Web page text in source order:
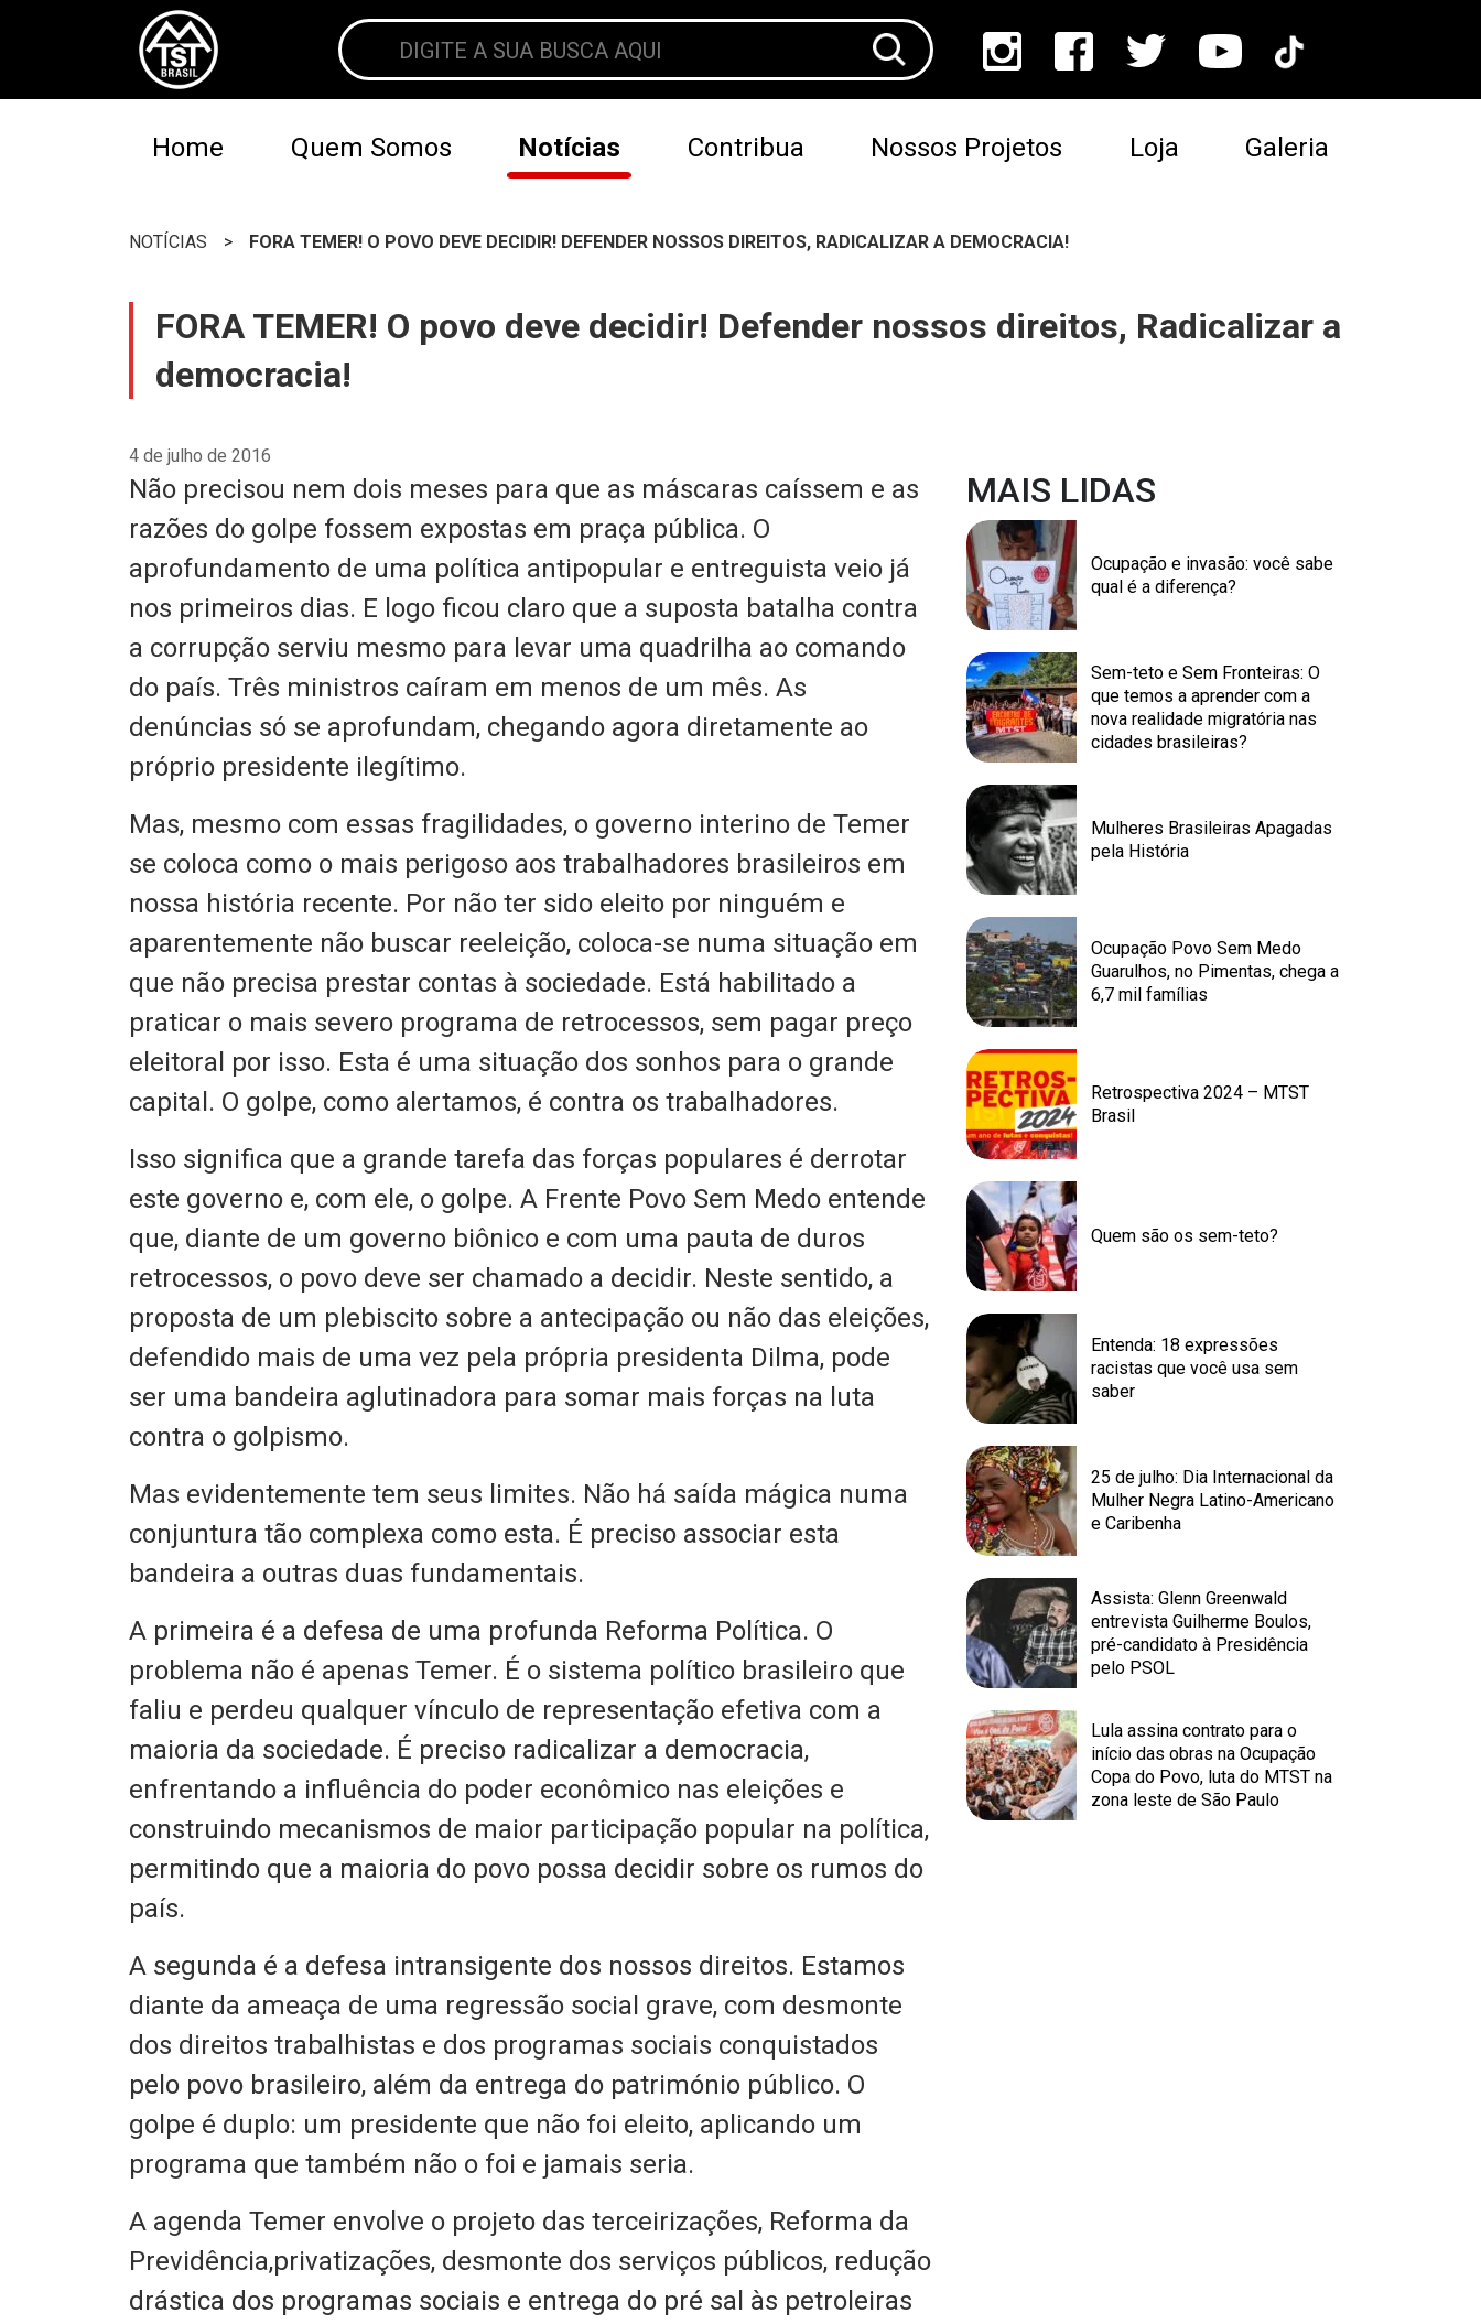
Home Quem Somos Notícias Contribua Nossos Projetos Loja Galeria
NOTÍCIAS > FORA TEMER! O POVO DEVE DECIDIR! DEFENDER NOSSOS DIREITOS, RADICALIZAR A DEMOCRACIA!
FORA TEMER! O povo deve decidir! Defender nossos direitos, Radicalizar a
democracia!
4 de julho de 2016
Não precisou nem dois meses para que as máscaras caíssem e as
razões do golpe fossem expostas em praça pública. O
aprofundamento de uma política antipopular e entreguista veio já
nos primeiros dias. E logo ficou claro que a suposta batalha contra
a corrupção serviu mesmo para levar uma quadrilha ao comando
do país. Três ministros caíram em menos de um mês. As
denúncias só se aprofundam, chegando agora diretamente ao
próprio presidente ilegítimo.
Mas, mesmo com essas fragilidades, o governo interino de Temer
se coloca como o mais perigoso aos trabalhadores brasileiros em
nossa história recente. Por não ter sido eleito por ninguém e
aparentemente não buscar reeleição, coloca-se numa situação em
que não precisa prestar contas à sociedade. Está habilitado a
praticar o mais severo programa de retrocessos, sem pagar preço
eleitoral por isso. Esta é uma situação dos sonhos para o grande
capital. O golpe, como alertamos, é contra os trabalhadores.
Isso significa que a grande tarefa das forças populares é derrotar
este governo e, com ele, o golpe. A Frente Povo Sem Medo entende
que, diante de um governo biônico e com uma pauta de duros
retrocessos, o povo deve ser chamado a decidir. Neste sentido, a
proposta de um plebiscito sobre a antecipação ou não das eleições,
defendido mais de uma vez pela própria presidenta Dilma, pode
ser uma bandeira aglutinadora para somar mais forças na luta
contra o golpismo.
Mas evidentemente tem seus limites. Não há saída mágica numa
conjuntura tão complexa como esta. É preciso associar esta
bandeira a outras duas fundamentais.
A primeira é a defesa de uma profunda Reforma Política. O
problema não é apenas Temer. É o sistema político brasileiro que
faliu e perdeu qualquer vínculo de representação efetiva com a
maioria da sociedade. É preciso radicalizar a democracia,
enfrentando a influência do poder econômico nas eleições e
construindo mecanismos de maior participação popular na política,
permitindo que a maioria do povo possa decidir sobre os rumos do
país.
A segunda é a defesa intransigente dos nossos direitos. Estamos
diante da ameaça de uma regressão social grave, com desmonte
dos direitos trabalhistas e dos programas sociais conquistados
pelo povo brasileiro, além da entrega do património público. O
golpe é duplo: um presidente que não foi eleito, aplicando um
programa que também não o foi e jamais seria.
A agenda Temer envolve o projeto das terceirizações, Reforma da
Previdência,privatizações, desmonte dos serviços públicos, redução
drástica dos programas sociais e entrega do pré sal às petroleiras
MAIS LIDAS
Ocupação e invasão: você sabe
qual é a diferença?
Sem-teto e Sem Fronteiras: O
que temos a aprender com a
nova realidade migratória nas
cidades brasileiras?
Mulheres Brasileiras Apagadas
pela História
Ocupação Povo Sem Medo
Guarulhos, no Pimentas, chega a
6,7 mil famílias
Retrospectiva 2024 – MTST
Brasil
Quem são os sem-teto?
Entenda: 18 expressões
racistas que você usa sem
saber
25 de julho: Dia Internacional da
Mulher Negra Latino-Americano
e Caribenha
Assista: Glenn Greenwald
entrevista Guilherme Boulos,
pré-candidato à Presidência
pelo PSOL
Lula assina contrato para o
início das obras na Ocupação
Copa do Povo, luta do MTST na
zona leste de São Paulo